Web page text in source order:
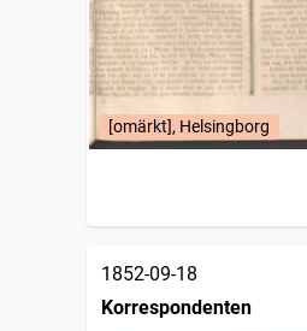
[omärkt], Helsingborg
1852-09-18
Korrespondenten